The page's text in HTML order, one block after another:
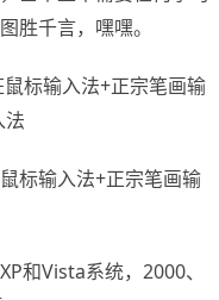
胜千言，嘿嘿。
和Vista系统，2000、